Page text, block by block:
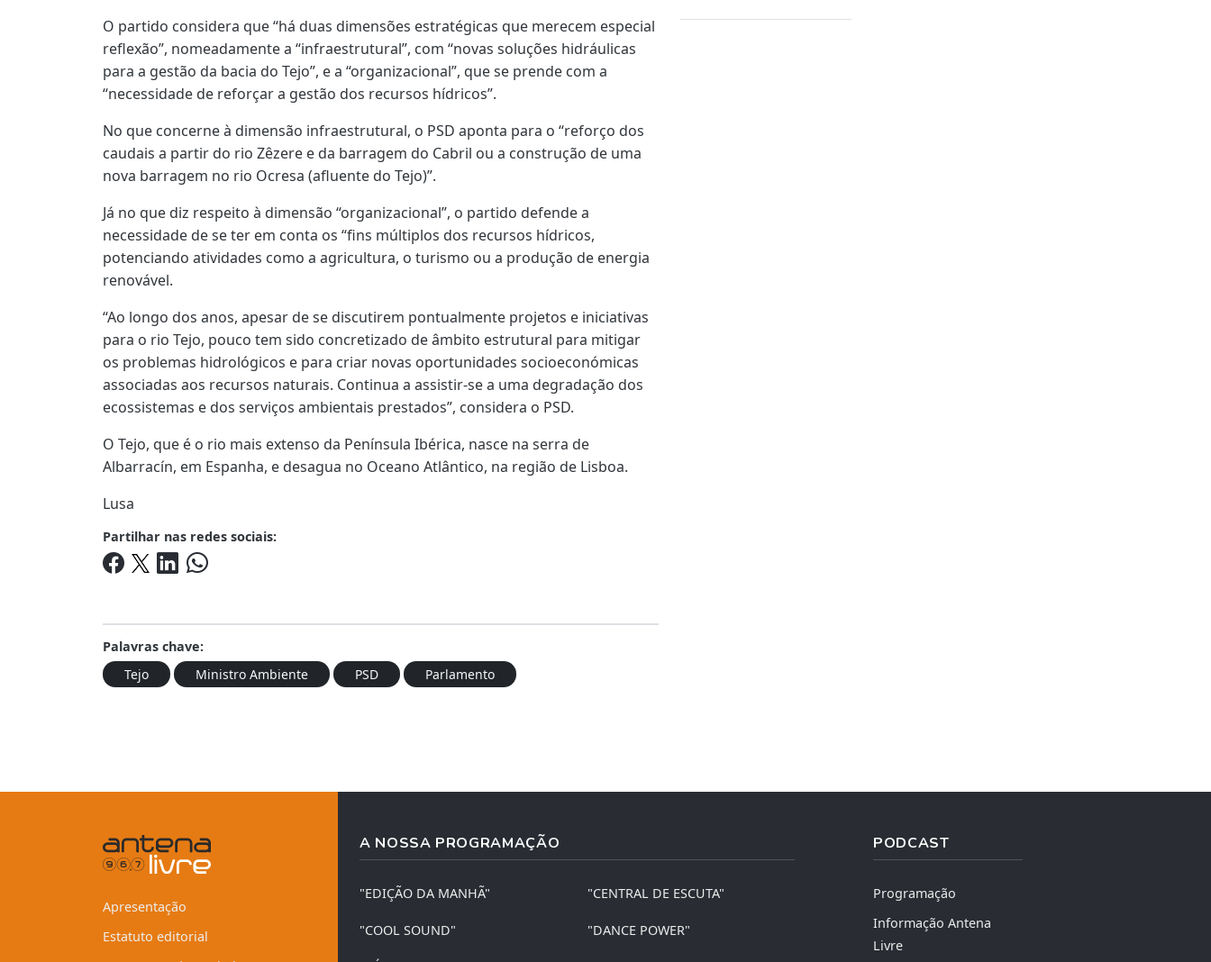
O partido considera que “há duas dimensões estratégicas que merecem especial
reflexão”, nomeadamente a “infraestrutural”, com “novas soluções hidráulicas
para a gestão da bacia do Tejo”, e a “organizacional”, que se prende com a
“necessidade de reforçar a gestão dos recursos hídricos”.
No que concerne à dimensão infraestrutural, o PSD aponta para o “reforço dos
caudais a partir do rio Zêzere e da barragem do Cabril ou a construção de uma
nova barragem no rio Ocresa (afluente do Tejo)”.
Já no que diz respeito à dimensão “organizacional”, o partido defende a
necessidade de se ter em conta os “fins múltiplos dos recursos hídricos,
potenciando atividades como a agricultura, o turismo ou a produção de energia
renovável.
“Ao longo dos anos, apesar de se discutirem pontualmente projetos e iniciativas
para o rio Tejo, pouco tem sido concretizado de âmbito estrutural para mitigar
os problemas hidrológicos e para criar novas oportunidades socioeconómicas
associadas aos recursos naturais. Continua a assistir-se a uma degradação dos
ecossistemas e dos serviços ambientais prestados”, considera o PSD.
O Tejo, que é o rio mais extenso da Península Ibérica, nasce na serra de
Albarracín, em Espanha, e desagua no Oceano Atlântico, na região de Lisboa.
Lusa
Partilhar nas redes sociais:
Palavras chave:
Tejo
Ministro Ambiente PSD Parlamento
Apresentação
Estatuto editorial
A NOSSA PROGRAMAÇÃO
"EDIÇÃO DA MANHÃ" "CENTRAL DE ESCUTA"
"COOL SOUND" "DANCE POWER"
PODCAST
Programação
Informação Antena
Livre